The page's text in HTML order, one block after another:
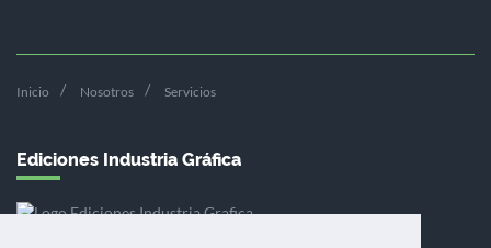
Inicio Nosotros Servicios
Ediciones Industria Gráfica